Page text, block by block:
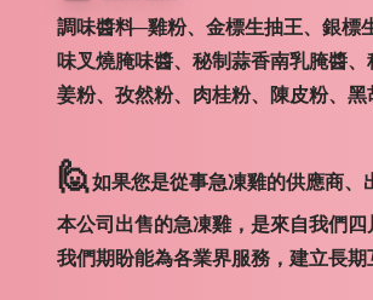
調味醬料─雞粉、金標生抽王、銀標
味叉燒腌味醬、秘制蒜香南乳腌醬
姜粉、孜然粉、肉桂粉、陳皮粉、
🙋如果您是從事急凍雞的供應商、
本公司出售的急凍雞，是來自我們
我們期盼能為各業界服務，建立長期